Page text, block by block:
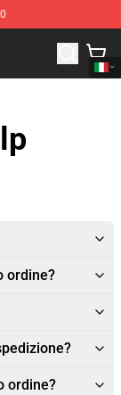
Merchandise
ordine?
ordine?